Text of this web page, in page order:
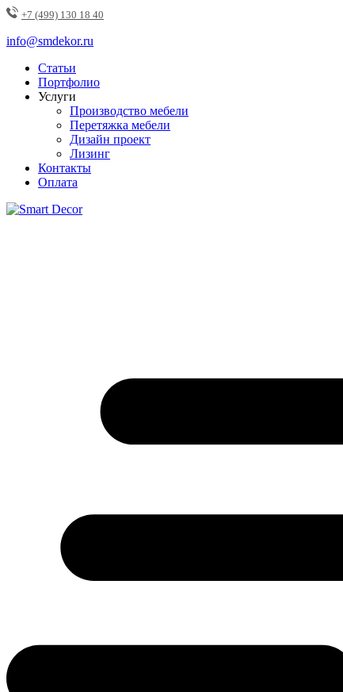
+7 (499) 130 18 40
info@smdekor.ru
Статьи
Портфолио
Услуги
Производство мебели
Перетяжка мебели
Дизайн проект
Лизинг
Контакты
Оплата